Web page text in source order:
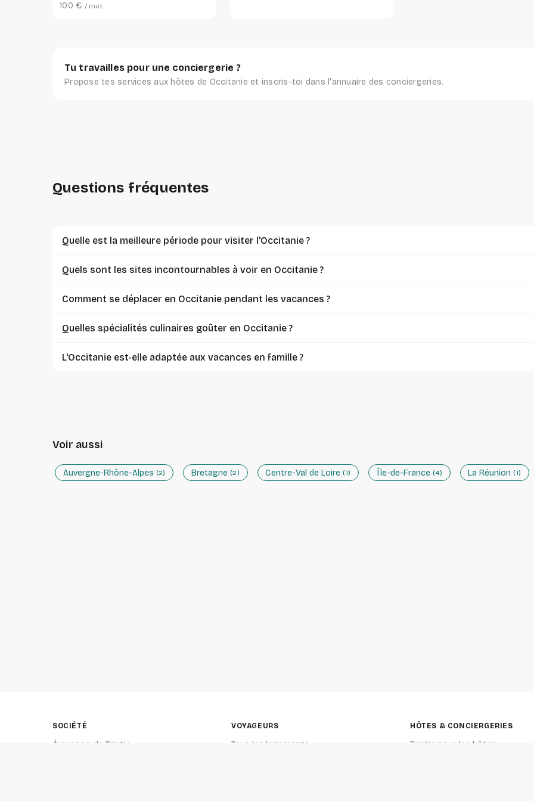
100 € / nuit
Tu travailles pour une conciergerie ?
Propose tes services aux hôtes de Occitanie et inscris-toi dans l'annuaire des conciergeries.
Questions fréquentes
Quelle est la meilleure période pour visiter l'Occitanie ?
Quels sont les sites incontournables à voir en Occitanie ?
Comment se déplacer en Occitanie pendant les vacances ?
Quelles spécialités culinaires goûter en Occitanie ?
L'Occitanie est-elle adaptée aux vacances en famille ?
Voir aussi
Auvergne-Rhône-Alpes (2) Bretagne (2) Centre-Val de Loire (1) Île-de-France (4) La Réunion (1)
SOCIÉTÉ
À propos de Triptic
VOYAGEURS
Tous les logements
HÔTES & CONCIERGERIES
Triptic pour les hôtes